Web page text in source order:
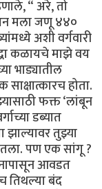
“ अरे, तो
अन मला जणू ४४०
अशी वर्गवारी
कळायचे माझे वय
भाड्यातील
होता.
फक्त ‘लांबून
डब्यात
झाल्यावर तुझ्या
पण एक सांगू ?
आवडत
तिथल्या बंद